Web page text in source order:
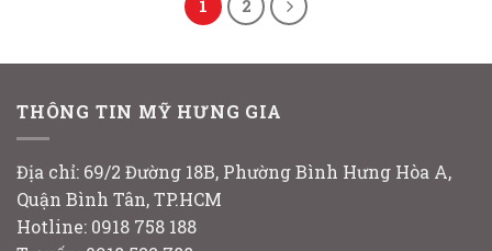
1 2
THÔNG TIN MỸ HƯNG GIA
Địa chỉ: 69/2 Đường 18B, Phường Bình Hưng Hòa A,
Quận Bình Tân, TP.HCM
Hotline: 0918 758 188